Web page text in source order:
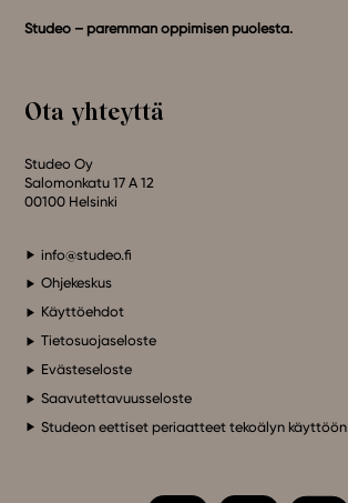
Studeo – paremman oppimisen puolesta.
Ota yhteyttä
Studeo Oy
Salomonkatu 17 A 12
00100 Helsinki
info@studeo.fi
Ohjekeskus
Käyttöehdot
Tietosuojaseloste
Evästeseloste
Saavutettavuusseloste
Studeon eettiset periaatteet tekoälyn käyttöön